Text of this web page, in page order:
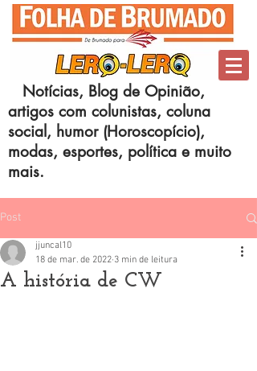
Notícias, Blog de Opinião,
artigos com colunistas, coluna
social, humor (Horoscopício),
modas, esportes, política e muito
mais.
Post
A história de CW
jjuncal10
18 de mar. de 2022 3 min de leitura